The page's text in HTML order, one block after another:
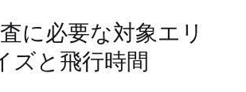
に必要な対象エリ
ズと飛行時間